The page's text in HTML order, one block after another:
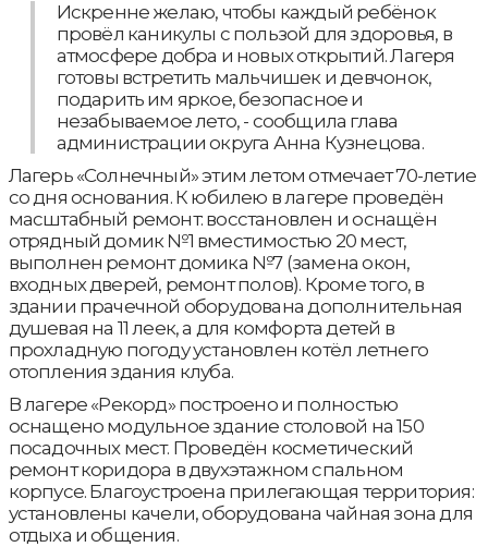
Искренне желаю, чтобы каждый ребёнок
провёл каникулы с пользой для здоровья, в
атмосфере добра и новых открытий. Лагеря
готовы встретить мальчишек и девчонок,
подарить им яркое, безопасное и
незабываемое лето, - сообщила глава
администрации округа Анна Кузнецова.
Лагерь «Солнечный» этим летом отмечает 70-летие
со дня основания. К юбилею в лагере проведён
масштабный ремонт: восстановлен и оснащён
отрядный домик №1 вместимостью 20 мест,
выполнен ремонт домика №7 (замена окон,
входных дверей, ремонт полов). Кроме того, в
здании прачечной оборудована дополнительная
душевая на 11 леек, а для комфорта детей в
прохладную погоду установлен котёл летнего
отопления здания клуба.
В лагере «Рекорд» построено и полностью
оснащено модульное здание столовой на 150
посадочных мест. Проведён косметический
ремонт коридора в двухэтажном спальном
корпусе. Благоустроена прилегающая территория:
установлены качели, оборудована чайная зона для
отдыха и общения.